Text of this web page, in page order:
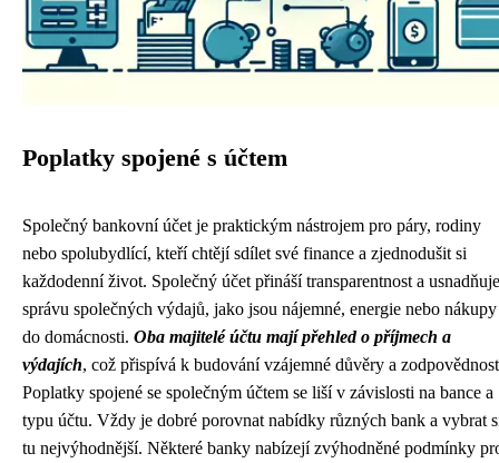
Poplatky spojené s účtem
Společný bankovní účet je praktickým nástrojem pro páry, rodiny
nebo spolubydlící, kteří chtějí sdílet své finance a zjednodušit si
každodenní život. Společný účet přináší transparentnost a usnadňuje
správu společných výdajů, jako jsou nájemné, energie nebo nákupy
do domácnosti. Oba majitelé účtu mají přehled o příjmech a
výdajích, což přispívá k budování vzájemné důvěry a
Poplatky spojené se společným účtem se liší v závislosti na bance a
typu účtu. Vždy je dobré porovnat nabídky různých bank a vybrat
tu nejvýhodnější. Některé banky nabízejí zvýhodněné podmínky